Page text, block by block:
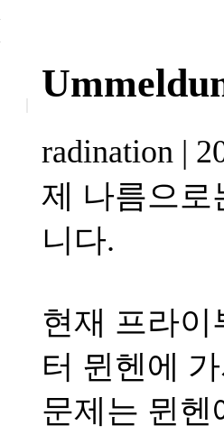
radination |
제 나름으로
니다.
현재 프라
터 뮌헨에
문제는 뮌헨